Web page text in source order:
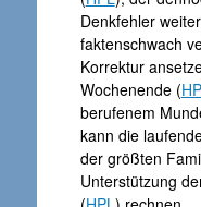
Denkfehler
faktenschwach
Korrektur
Wochenende (
berufenem
kann die
der größten
Unterstützung